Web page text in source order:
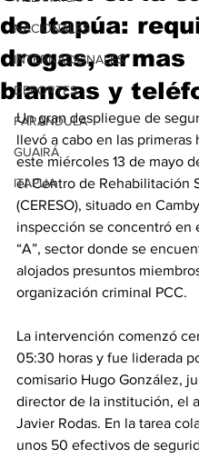
NACIONALES
INTERNACIONALES
DEPORTES
FARANDULA
GUAIRÁ
ITAPUA
de Itapúa:
drogas, armas
blancas y
Un gran despliegue de
llevó a cabo en las primeras
este miércoles 13 de mayo
el Centro de Rehabilitación
(CERESO), situado en
inspección se concentró en
“A”, sector donde se
alojados presuntos
organización criminal PCC.
La intervención comenzó
05:30 horas y fue liderada
comisario Hugo González,
director de la institución, el
Javier Rodas. En la tarea
unos 50 efectivos de